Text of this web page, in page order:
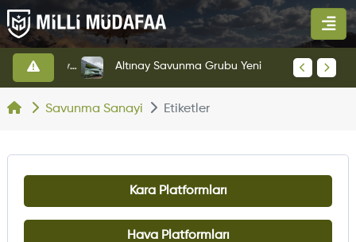
Savunma Sanayi Etiketler
Kara Platformları
Hava Platformları